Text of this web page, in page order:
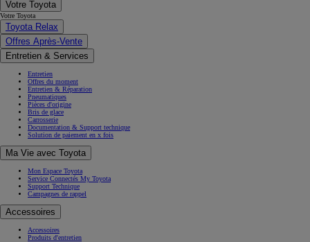
Votre Toyota
Votre Toyota
Toyota Relax
Offres Après-Vente
Entretien & Services
Entretien
Offres du moment
Entretien & Réparation
Pneumatiques
Pièces d'origine
Bris de glace
Carrosserie
Documentation & Support technique
Solution de paiement en x fois
Ma Vie avec Toyota
Mon Espace Toyota
Service Connectés My Toyota
Support Technique
Campagnes de rappel
Accessoires
Accessoires
Produits d'entretien